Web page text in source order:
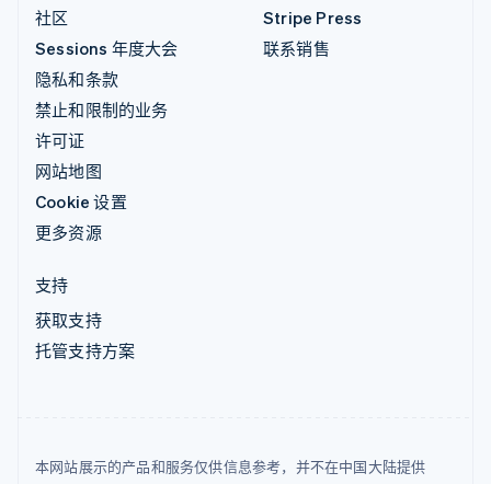
社区
Sessions 年度大会
隐私和条款
禁止和限制的业务
许可证
网站地图
Cookie 设置
更多资源
Stripe Press
联系销售
支持
获取支持
托管支持方案
本网站展示的产品和服务仅供信息参考，并不在中国大陆提供